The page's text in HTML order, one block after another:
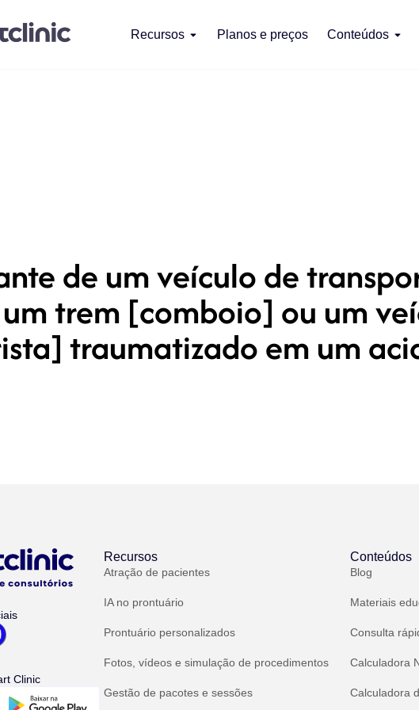
Recursos Planos e preços Conteúdos
de um veículo de
trem [comboio] ou um
traumatizado em um
Clinic
Recursos
Atração de pacientes
IA no prontuário
Prontuário personalizados
Fotos, vídeos e simulação de procedimentos
Gestão de pacotes e sessões
Conteúdos
Blog
Materiais
Consulta
Calculadora
Calculadora